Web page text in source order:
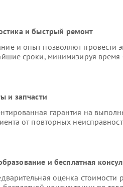
и быстрый ремонт
и опыт позволяют провести
сроки, минимизируя время
и запчасти
гарантия на
от повторных
и бесплатная
оценка стоимости